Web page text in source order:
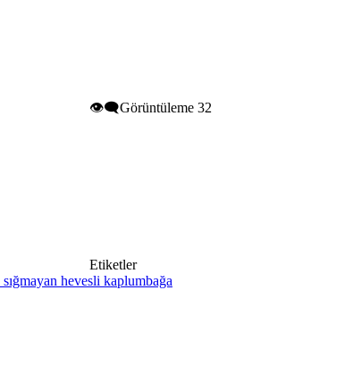
👁️‍🗨️Görüntüleme 32
Etiketler
hevesli kaplumbağa